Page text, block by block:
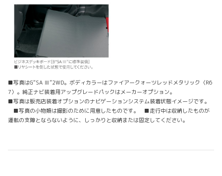
■写真はG“SA Ⅲ”2WD。ボディカラーはファイアークォーツレッドメタリック〈R6
7〉。純正ナビ装着用アップグレードパックはメーカーオプション。
■写真は販売店装着オプションのナビゲーションシステム装着状態イメージです。
■写真の小物類は撮影のために用意したものです。 ■走行中は収納したものが
運転の支障とならないように、しっかりと収納または固定してください。